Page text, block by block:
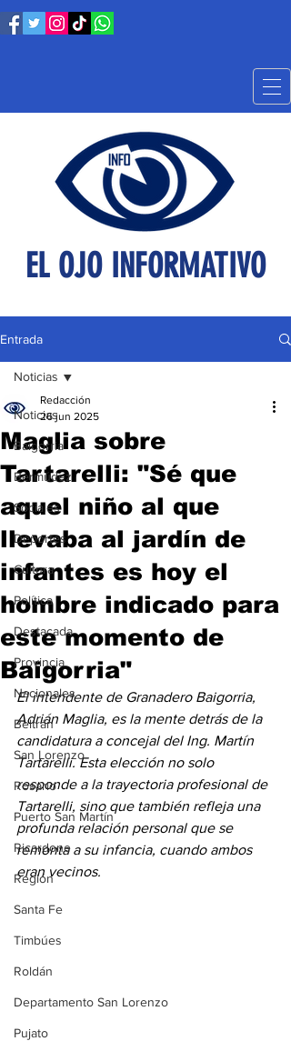
EL OJO INFORMATIVO
Entrada
Noticias
Baigorria
Bermúdez
Sociales
Deportes
Cultura
Política
Destacada
Provincia
Nacionales
Beltrán
San Lorenzo
Rosario
Puerto San Martín
Ricardone
Región
Santa Fe
Timbúes
Roldán
Departamento San Lorenzo
Pujato
Noticias
Maglia sobre
Tartarelli: "Sé que
aquel niño al que
llevaba al jardín de
infantes es hoy el
hombre indicado para
este momento de
Baigorria"
Redacción
26 jun 2025
El intendente de Granadero Baigorria,
Adrián Maglia, es la mente detrás de la
candidatura a concejal del Ing. Martín
Tartarelli. Esta elección no solo
responde a la trayectoria profesional de
Tartarelli, sino que también refleja una
profunda relación personal que se
remonta a su infancia, cuando ambos
eran vecinos.